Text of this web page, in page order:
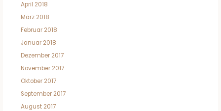
April 2018
März 2018
Februar 2018
Januar 2018
Dezember 2017
November 2017
Oktober 2017
September 2017
August 2017